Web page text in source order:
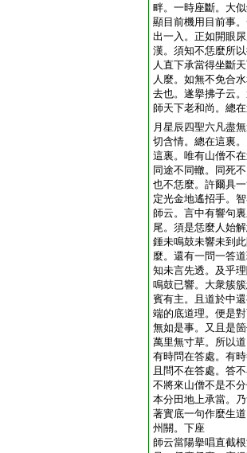
畔。一時座斷。大
顯目前機用目前事
出一入。正如開眼
漢。須知不恁麼所
人直下承當得坐斷
人麼。如無不免合
去也。遂擧拂子云
師天下老和尚。總
月星辰四聖六凡盡
切含情。總在這裏
這裏。唯有山僧不
同途不同轍。同死
也不恁麼。許爾具
定光金地遙招手。
師云。言中有響句
尾。須是恁麼人始
鍾未鳴鼓未響未到
麼。還有一問一答
知未言先透。及乎
鳴鼓已響。大衆簇
賓有主。且道於中
端的底道理。便是
無如是事。又且是
萬里無寸草。所以
有時問在答處。有
且問不在答處。答
不將來山僧不是不
本分田地上承當。
著實底一句作麼生
州關。下座
師云當陽擧唱直截